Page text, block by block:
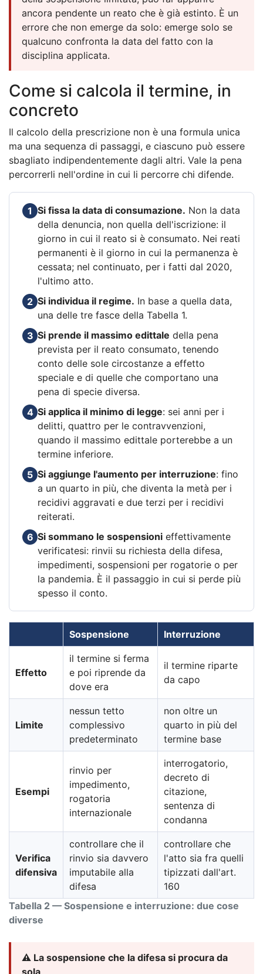
ancora pendente un reato che è già estinto. È un
errore che non emerge da solo: emerge solo se
qualcuno confronta la data del fatto con la
disciplina applicata.
Come si calcola il termine, in
concreto
Il calcolo della prescrizione non è una formula unica
ma una sequenza di passaggi, e ciascuno può essere
sbagliato indipendentemente dagli altri. Vale la pena
percorrerli nell'ordine in cui li percorre chi difende.
1 Si fissa la data di consumazione. Non la data
della denuncia, non quella dell'iscrizione: il
giorno in cui il reato si è consumato. Nei reati
permanenti è il giorno in cui la permanenza è
cessata; nel continuato, per i fatti dal 2020,
l'ultimo atto.
2 Si individua il regime. In base a quella data,
una delle tre fasce della Tabella 1.
3 Si prende il massimo edittale della pena
prevista per il reato consumato, tenendo
conto delle sole circostanze a effetto
speciale e di quelle che comportano una
pena di specie diversa.
4 Si applica il minimo di legge: sei anni per i
delitti, quattro per le contravvenzioni,
quando il massimo edittale porterebbe a un
termine inferiore.
5 Si aggiunge l'aumento per interruzione: fino
a un quarto in più, che diventa la metà per i
recidivi aggravati e due terzi per i recidivi
reiterati.
6 Si sommano le sospensioni effettivamente
verificatesi: rinvii su richiesta della difesa,
impedimenti, sospensioni per rogatorie o per
la pandemia. È il passaggio in cui si perde più
spesso il conto.
Tabella 2 — Sospensione e interruzione: due cose
diverse
Sospensione Interruzione
Effetto
il termine si ferma
e poi riprende da
dove era
il termine riparte
da capo
Limite
nessun tetto
complessivo
predeterminato
non oltre un
quarto in più del
termine base
Esempi
rinvio per
impedimento,
rogatoria
internazionale
interrogatorio,
decreto di
citazione,
sentenza di
condanna
Verifica
difensiva
controllare che il
rinvio sia davvero
imputabile alla
difesa
controllare che
l'atto sia fra quelli
tipizzati dall'art.
160
⚠️ La sospensione che la difesa si procura da
sola